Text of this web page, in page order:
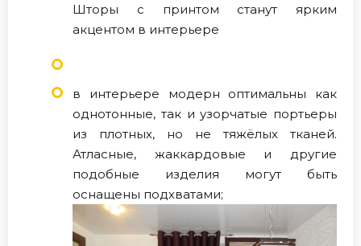
Шторы с принтом станут ярким
акцентом в интерьере
в интерьере модерн оптимальны как
однотонные, так и узорчатые портьеры
из плотных, но не тяжёлых тканей.
Атласные, жаккардовые и другие
подобные изделия могут быть
оснащены подхватами;